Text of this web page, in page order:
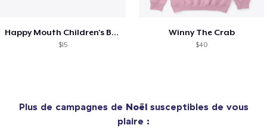
Happy Mouth Children's Book
$15
Winny The Crab
$40
Plus de campagnes de Noëlsusceptibles de vous
plaire :